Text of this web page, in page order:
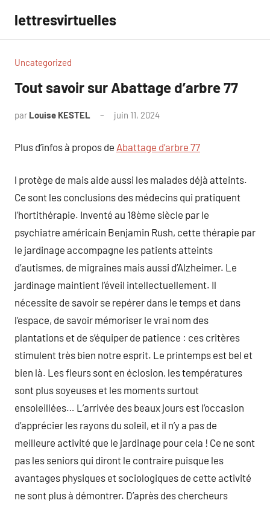
contenu
lettresvirtuelles
Uncategorized
Tout savoir sur Abattage d’arbre 77
par Louise KESTEL juin 11, 2024
Plus d’infos à propos de Abattage d’arbre 77
l protège de mais aide aussi les malades déjà atteints.
Ce sont les conclusions des médecins qui pratiquent
l’hortithérapie. Inventé au 18ème siècle par le
psychiatre américain Benjamin Rush, cette thérapie par
le jardinage accompagne les patients atteints
d’autismes, de migraines mais aussi d’Alzheimer. Le
jardinage maintient l’éveil intellectuellement. Il
nécessite de savoir se repérer dans le temps et dans
l’espace, de savoir mémoriser le vrai nom des
plantations et de s’équiper de patience : ces critères
stimulent très bien notre esprit. Le printemps est bel et
bien là. Les fleurs sont en éclosion, les températures
sont plus soyeuses et les moments surtout
ensoleillées… L’arrivée des beaux jours est l’occasion
d’apprécier les rayons du soleil, et il n’y a pas de
meilleure activité que le jardinage pour cela ! Ce ne sont
pas les seniors qui diront le contraire puisque les
avantages physiques et sociologiques de cette activité
ne sont plus à démontrer. D’après des chercheurs